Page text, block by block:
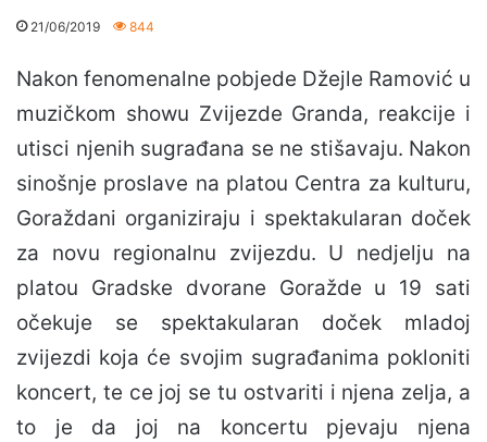
21/06/2019 844
Nakon fenomenalne pobjede Džejle Ramović u
muzičkom showu Zvijezde Granda, reakcije i
utisci njenih sugrađana se ne stišavaju. Nakon
sinošnje proslave na platou Centra za kulturu,
Goraždani organiziraju i spektakularan doček
za novu regionalnu zvijezdu. U nedjelju na
platou Gradske dvorane Goražde u 19 sati
očekuje se spektakularan doček mladoj
zvijezdi koja će svojim sugrađanima pokloniti
koncert, te ce joj se tu ostvariti i njena zelja, a
to je da joj na koncertu pjevaju njena